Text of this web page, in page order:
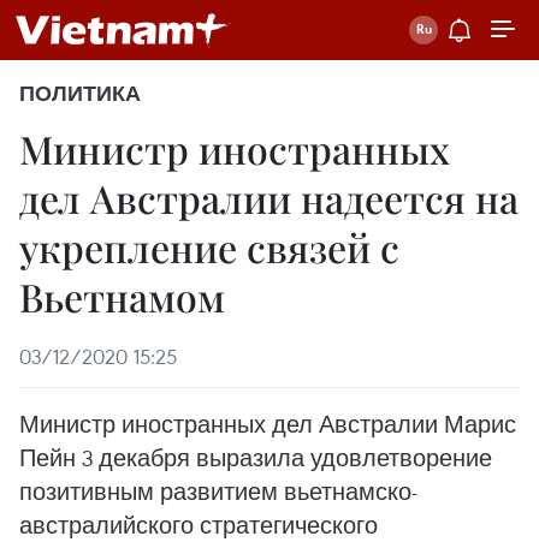
ПОЛИТИКА
Министр иностранных
дел Австралии надеется на
укрепление связей с
Вьетнамом
03/12/2020 15:25
Министр иностранных дел Австралии Марис
Пейн 3 декабря выразила удовлетворение
позитивным развитием вьетнамско-
австралийского стратегического